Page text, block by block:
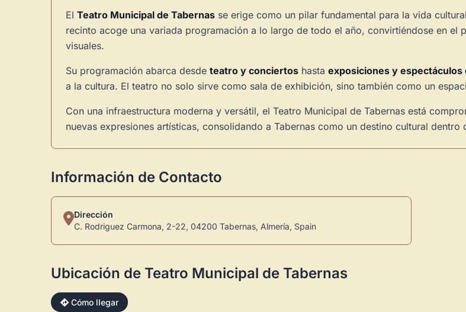
El Teatro Municipal de Tabernas se erige como un pilar fundamental para la vida
recinto acoge una variada programación a lo largo de todo el año, convirtiéndose en el
visuales.
Su programación abarca desde teatro y conciertos hasta exposiciones y espectáculos
a la cultura. El teatro no solo sirve como sala de exhibición, sino también como un
Con una infraestructura moderna y versátil, el Teatro Municipal de Tabernas está
nuevas expresiones artísticas, consolidando a Tabernas como un destino cultural dentro
Información de Contacto
Dirección
C. Rodriguez Carmona, 2-22, 04200 Tabernas, Almería, Spain
Ubicación de Teatro Municipal de Tabernas
Cómo llegar